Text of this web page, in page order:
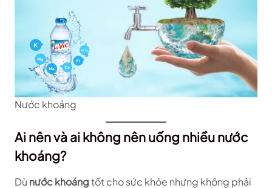
Nước khoáng
Ai nên và ai không nên uống nhiều nước
khoáng?
Dù nước khoángtốt cho sức khỏe nhưng không phải